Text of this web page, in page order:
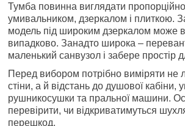
Тумба повинна виглядати пропорційно
умивальником, дзеркалом і плиткою.
модель під широким дзеркалом може
випадково. Занадто широка –
маленький санвузол і забере простір
Перед вибором потрібно виміряти
стіни, а й відстань до душової кабіни,
рушникосушки та пральної машини.
перевірити, чи відкриватимуться
перешкод.